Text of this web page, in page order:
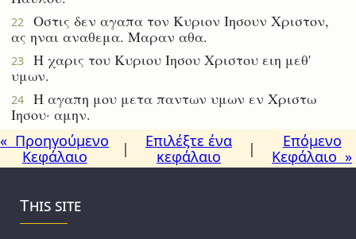
22
Οστις δεν αγαπα τον Κυριον Ιησουν Χριστον,
ας ηναι αναθεμα. Μαραν αθα.
23
Η χαρις του Κυριου Ιησου Χριστου ειη μεθ'
υμων.
24
Η αγαπη μου μετα παντων υμων εν Χριστω
Ιησου· αμην.
« Προηγούμενο
Κεφάλαιο
|
Επιλέξτε ένα
κεφάλαιο
|
Επόμενο
Κεφάλαιο »
This site